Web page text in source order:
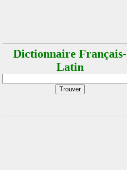
Dictionnaire Français-
Latin